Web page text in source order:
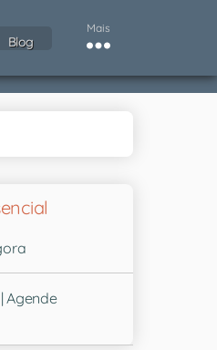
Blog
Mais
Agende